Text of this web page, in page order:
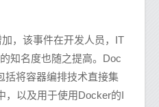
，该事件在开发人员，IT
知名度也随之提高。Doc
括将容器编排技术直接集
，以及用于使用Docker的I